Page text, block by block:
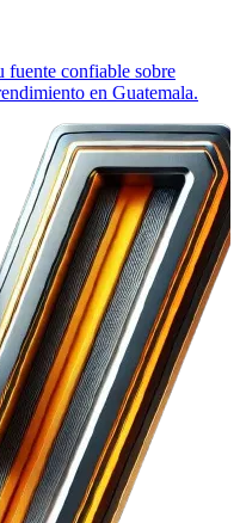
fuente confiable sobre
en Guatemala.